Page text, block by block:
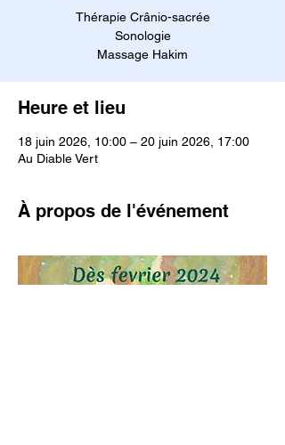
Thérapie Crânio-sacrée
Sonologie
Massage Hakim
Heure et lieu
18 juin 2026, 10:00 – 20 juin 2026, 17:00
Au Diable Vert
À propos de l'événement